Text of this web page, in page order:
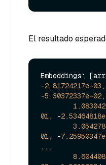
El resultado
Embeddings:
-2.81724217e-03
-5.30372337e-02,
01, -
01, -
...